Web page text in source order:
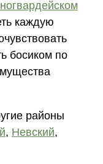
каждую
босиком по
районы
, Невский,